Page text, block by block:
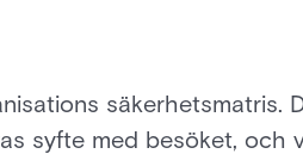
säkerhetsmatris.
syfte med besöket, och